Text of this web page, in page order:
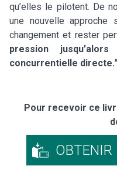
qu’elles le pilotent. De
une nouvelle approche
changement et rester
pression
concurrentielle directe."
Pour recevoir ce
OBTENIR